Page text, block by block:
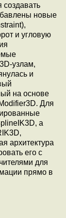
новые
и угловую
узлам,
и
на основе
Для
а
архитектура
его с
для
прямо в